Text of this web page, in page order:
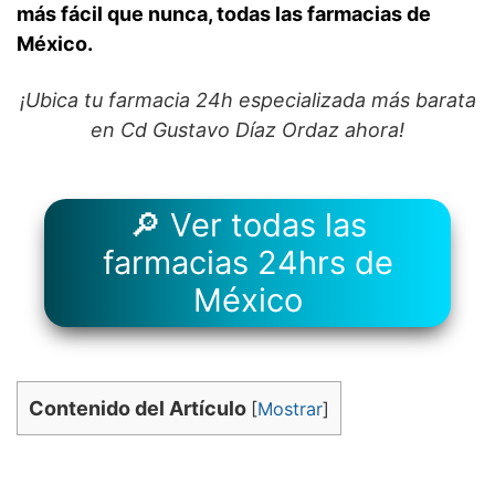
más fácil que nunca, todas las farmacias de
México.
¡Ubica tu farmacia 24h especializada más barata
en Cd Gustavo Díaz Ordaz ahora!
🔎 Ver todas las
farmacias 24hrs de
México
Contenido del Artículo [Mostrar]